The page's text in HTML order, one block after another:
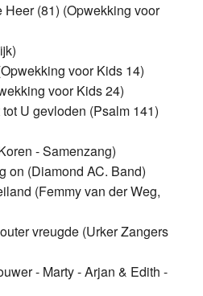
Heer (81) (Opwekking voor
voor Kids 14)
voor Kids 24)
U gevloden (Psalm 141)
- Samenzang)
on (Diamond AC. Band)
(Femmy van der Weg,
vreugde (Urker Zangers
- Marty - Arjan & Edith -